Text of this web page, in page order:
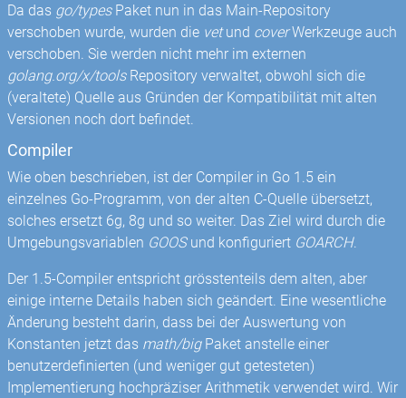
Da das go/typesPaket nun in das Main-Repository
verschoben wurde, wurden die vetund coverWerkzeuge auch
verschoben. Sie werden nicht mehr im externen
golang.org/x/toolsRepository verwaltet, obwohl sich die
(veraltete) Quelle aus Gründen der Kompatibilität mit alten
Versionen noch dort befindet.
Compiler
Wie oben beschrieben, ist der Compiler in Go 1.5 ein
einzelnes Go-Programm, von der alten C-Quelle übersetzt,
solches ersetzt 6g, 8g und so weiter. Das Ziel wird durch die
Umgebungsvariablen GOOSund konfiguriert GOARCH.
Der 1.5-Compiler entspricht grösstenteils dem alten, aber
einige interne Details haben sich geändert. Eine wesentliche
Änderung besteht darin, dass bei der Auswertung von
Konstanten jetzt das math/bigPaket anstelle einer
benutzerdefinierten (und weniger gut getesteten)
Implementierung hochpräziser Arithmetik verwendet wird. Wir